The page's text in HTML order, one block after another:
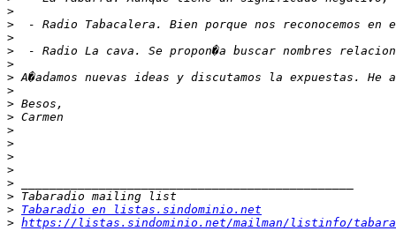
>
>
>
>
>
> A�adamos nuevas ideas y discutamos la expuestas.
>
>
>
>
>
>
>
>
>
> Tabaradio en listas.sindominio.net
> https://listas.sindominio.net/mailman/listinfo/